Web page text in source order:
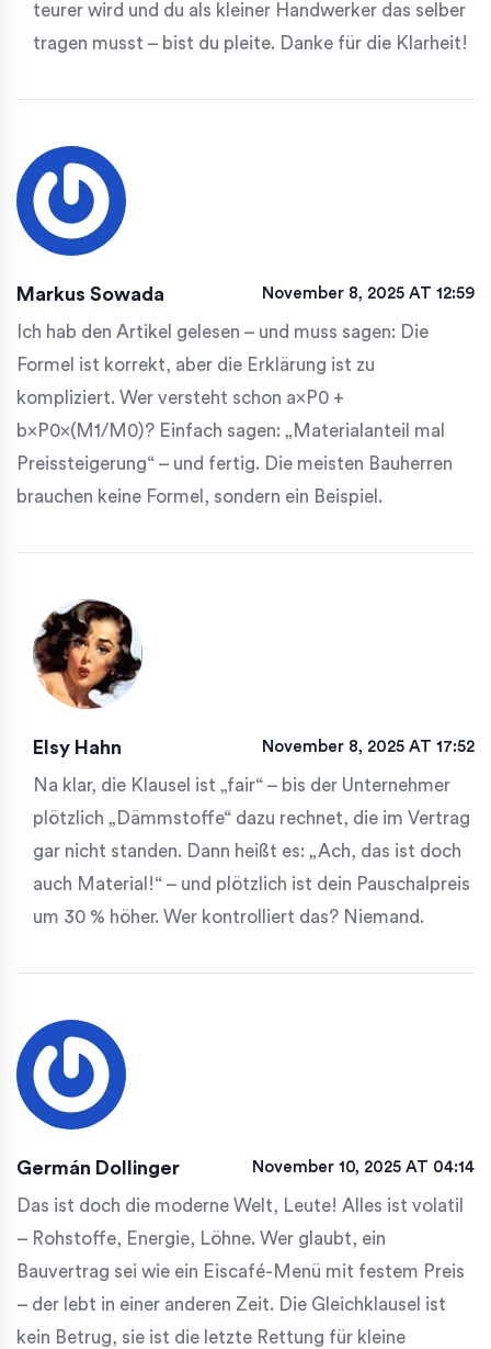
teurer wird und du als kleiner Handwerker das selber
tragen musst – bist du pleite. Danke für die Klarheit!
Markus Sowada November 8, 2025 AT 12:59
Ich hab den Artikel gelesen – und muss sagen: Die
Formel ist korrekt, aber die Erklärung ist zu
kompliziert. Wer versteht schon a×P0 +
b×P0×(M1/M0)? Einfach sagen: „Materialanteil mal
Preissteigerung“ – und fertig. Die meisten Bauherren
brauchen keine Formel, sondern ein Beispiel.
Elsy Hahn November 8, 2025 AT 17:52
Na klar, die Klausel ist „fair“ – bis der Unternehmer
plötzlich „Dämmstoffe“ dazu rechnet, die im Vertrag
gar nicht standen. Dann heißt es: „Ach, das ist doch
auch Material!“ – und plötzlich ist dein Pauschalpreis
um 30 % höher. Wer kontrolliert das? Niemand.
Germán Dollinger November 10, 2025 AT 04:14
Das ist doch die moderne Welt, Leute! Alles ist volatil
– Rohstoffe, Energie, Löhne. Wer glaubt, ein
Bauvertrag sei wie ein Eiscafé-Menü mit festem Preis
– der lebt in einer anderen Zeit. Die Gleichklausel ist
kein Betrug, sie ist die letzte Rettung für kleine